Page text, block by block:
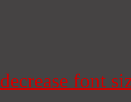
decrease font